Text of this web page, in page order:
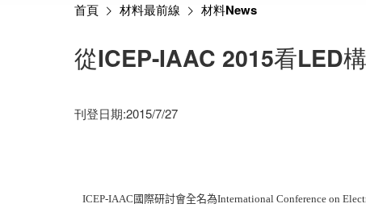
首頁 材料最前線 材料News
從ICEP-IAAC 2015看LED
刊登日期:2015/7/27
ICEP-IAAC國際研討會全名為International Conference on